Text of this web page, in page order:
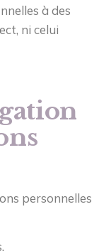
à des
ni celui
personnelles